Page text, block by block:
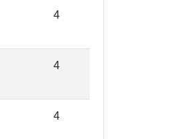
4
4
4